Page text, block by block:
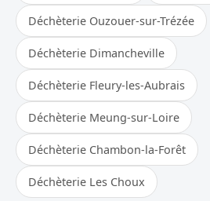
Déchèterie Ouzouer-sur-Trézée
Déchèterie Dimancheville
Déchèterie Fleury-les-Aubrais
Déchèterie Meung-sur-Loire
Déchèterie Chambon-la-Forêt
Déchèterie Les Choux